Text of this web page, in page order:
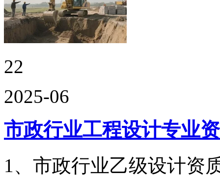
22
2025-06
市政行业工程设计专业
1、市政行业乙级设计资